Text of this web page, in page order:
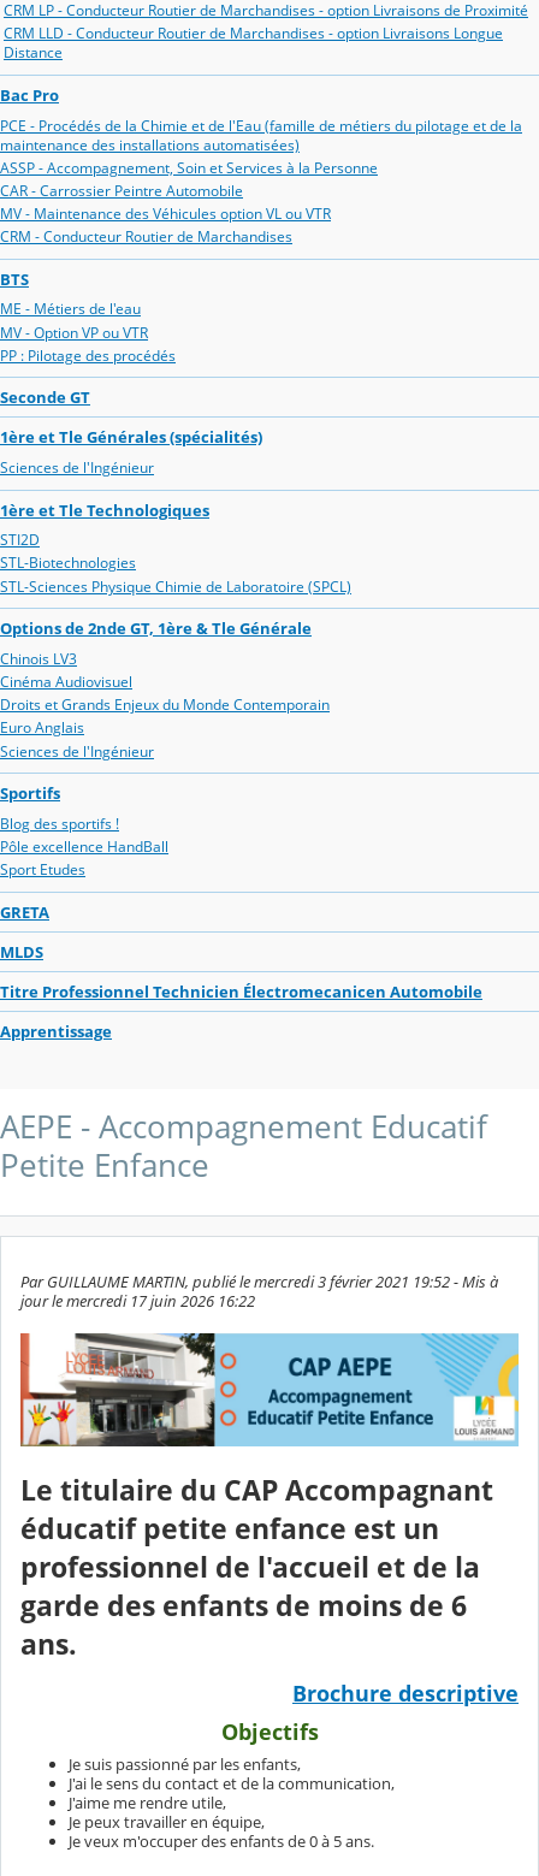
CRM LP - Conducteur Routier de Marchandises - option Livraisons de Proximité
CRM LLD - Conducteur Routier de Marchandises - option Livraisons Longue
Distance
Bac Pro
PCE - Procédés de la Chimie et de l'Eau (famille de métiers du pilotage et de la
maintenance des installations automatisées)
ASSP - Accompagnement, Soin et Services à la Personne
CAR - Carrossier Peintre Automobile
MV - Maintenance des Véhicules option VL ou VTR
CRM - Conducteur Routier de Marchandises
BTS
ME - Métiers de l'eau
MV - Option VP ou VTR
PP : Pilotage des procédés
Seconde GT
1ère et Tle Générales (spécialités)
Sciences de l'Ingénieur
1ère et Tle Technologiques
STI2D
STL-Biotechnologies
STL-Sciences Physique Chimie de Laboratoire (SPCL)
Options de 2nde GT, 1ère & Tle Générale
Chinois LV3
Cinéma Audiovisuel
Droits et Grands Enjeux du Monde Contemporain
Euro Anglais
Sciences de l'Ingénieur
Sportifs
Blog des sportifs !
Pôle excellence HandBall
Sport Etudes
GRETA
MLDS
Titre Professionnel Technicien Électromecanicen Automobile
Apprentissage
AEPE - Accompagnement Educatif
Petite Enfance
Par GUILLAUME MARTIN, publié le mercredi 3 février 2021 19:52 - Mis à
jour le mercredi 17 juin 2026 16:22
Le titulaire du CAP Accompagnant
éducatif petite enfance est un
professionnel de l'accueil et de la
garde des enfants de moins de 6
ans.
Brochure descriptive
Objectifs
Je suis passionné par les enfants,
J'ai le sens du contact et de la communication,
J'aime me rendre utile,
Je peux travailler en équipe,
Je veux m'occuper des enfants de 0 à 5 ans.